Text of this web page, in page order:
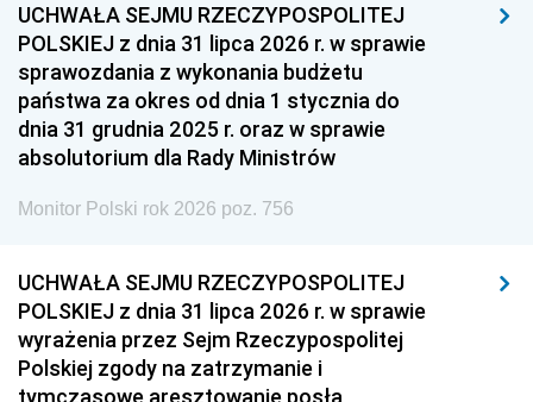
1939 1938 1937
1936 1930
UCHWAŁA SEJMU RZECZYPOSPOLITEJ
POLSKIEJ z dnia 31 lipca 2026 r. w sprawie
sprawozdania z wykonania budżetu
państwa za okres od dnia 1 stycznia do
dnia 31 grudnia 2025 r. oraz w sprawie
absolutorium dla Rady Ministrów
Monitor Polski rok 2026 poz. 756
UCHWAŁA SEJMU RZECZYPOSPOLITEJ
POLSKIEJ z dnia 31 lipca 2026 r. w sprawie
wyrażenia przez Sejm Rzeczypospolitej
Polskiej zgody na zatrzymanie i